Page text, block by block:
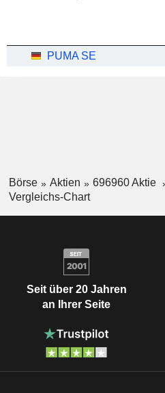
PUMA SE
Börse Aktien 696960 Aktie
Vergleichs-Chart
Seit über 20 Jahren
an Ihrer Seite